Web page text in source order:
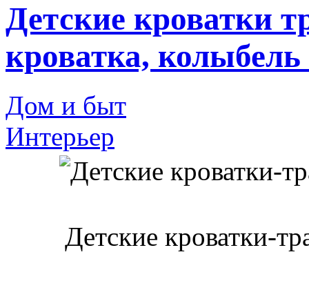
Детские кроватки
кроватка,
Дом и быт
Интерьер
Детские кроватки-